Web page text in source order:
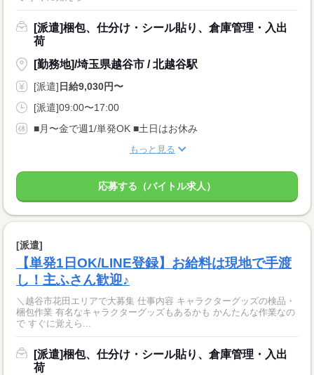
[派遣]梱包、仕分け・シール貼り、倉庫管理・入出
荷
[勤務地]/埼玉県越谷市 / 北越谷駅
[派遣] 日給9,030円〜
[派遣]09:00〜17:00
■月〜金で週1/単発OK ■土日はお休み
もっと見る
応募する（バイトル求人）
[派遣]
【単発1日OK/LINE登録】お給料は現地で手渡
し！主ふさん歓迎♪
＼越谷市花田エリアで大募集 仕事内容 キャラクターグッズの検品・
梱包作業 有名なキャラクターグッズもあるかも かんたんな作業なの
で すぐに覚えら...
[派遣]梱包、仕分け・シール貼り、倉庫管理・入出
荷